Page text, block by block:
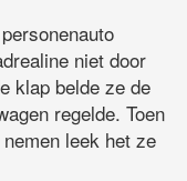
niet door
klap belde ze de
regelde. Toen
leek het ze